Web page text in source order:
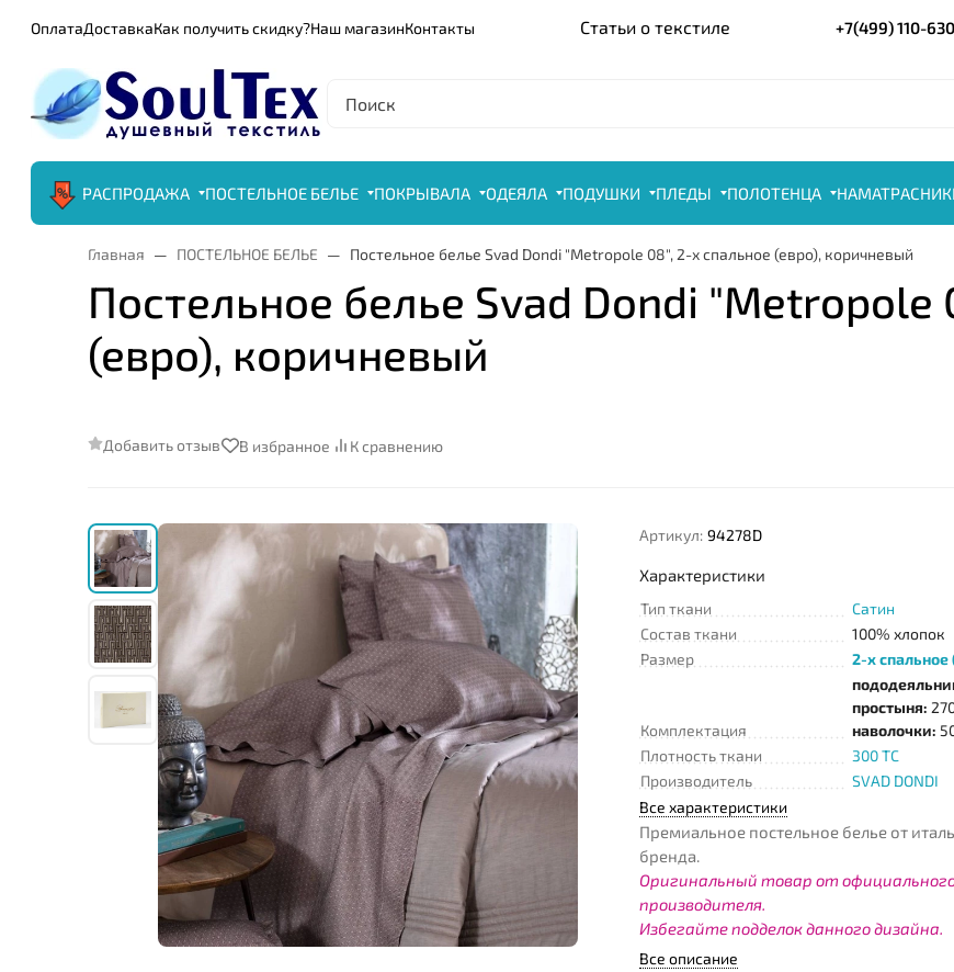
ОплатаДоставкаКак получить скидку?Наш магазинКонтакты Статьи о текстиле +7(499) 110-
РАСПРОДАЖА ПОСТЕЛЬНОЕ БЕЛЬЕ ПОКРЫВАЛА ОДЕЯЛА ПОДУШКИ ПЛЕДЫ ПОЛОТЕНЦА
Главная ПОСТЕЛЬНОЕ БЕЛЬЕ Постельное белье Svad Dondi "Metropole 08", 2-х спальное (евро), коричневый
Постельное белье Svad Dondi "Metropole
(евро), коричневый
Добавить отзыв В избранное К сравнению
Артикул: 94278D
Характеристики
Тип ткани
Сатин
Состав ткани
100% хлопок
Размер
2-х спальное
Комплектация
простыня:
наволочки:
Плотность ткани
300 TC
Производитель
SVAD DONDI
Все характеристики
Премиальное постельное белье от
бренда.
Оригинальный товар от
производителя.
Избегайте подделок данного дизайна.
Все описание